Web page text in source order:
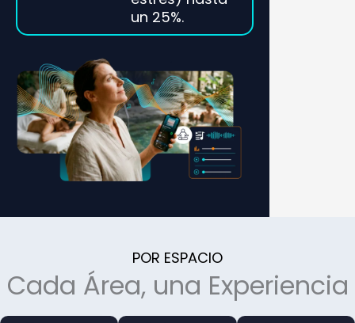
un 25%.
POR ESPACIO
Cada Área, una Experiencia